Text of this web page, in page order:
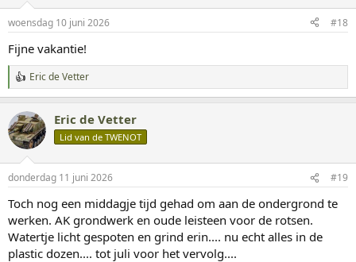
n
e
n
woensdag 10 juni 2026 #18
Fijne vakantie!
W
a
r
d
e
n
e
n
:
Eric de Vetter
Eric de Vetter
Lid van de TWENOT
donderdag 11 juni 2026 #19
Toch nog een middagje tijd gehad om aan de ondergrond te
werken. AK grondwerk en oude leisteen voor de rotsen.
Watertje licht gespoten en grind erin.... nu echt alles in de
plastic dozen.... tot juli voor het vervolg....